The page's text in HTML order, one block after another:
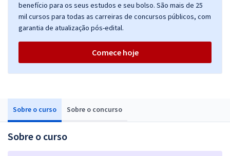
Sobre o curso Sobre o concurso
Sobre o curso
benefício para os seus estudos e seu bolso. São mais de 25
mil cursos para todas as carreiras de concursos públicos, com
garantia de atualização pós-edital.
Comece hoje